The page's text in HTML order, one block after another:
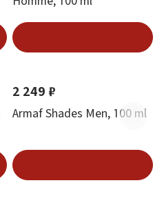
2 249 ₽
Armaf Shades Men, 100 ml